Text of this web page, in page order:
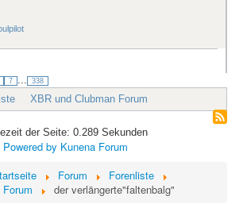
7 338
XBR und Clubman Forum
der Seite: 0.289 Sekunden
Powered by Kunena Forum
Forum
Forenliste
der verlängerte"faltenbalg"